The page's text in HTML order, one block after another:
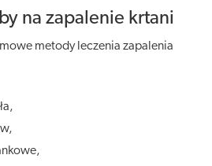
na zapalenie krtani
metody leczenia zapalenia